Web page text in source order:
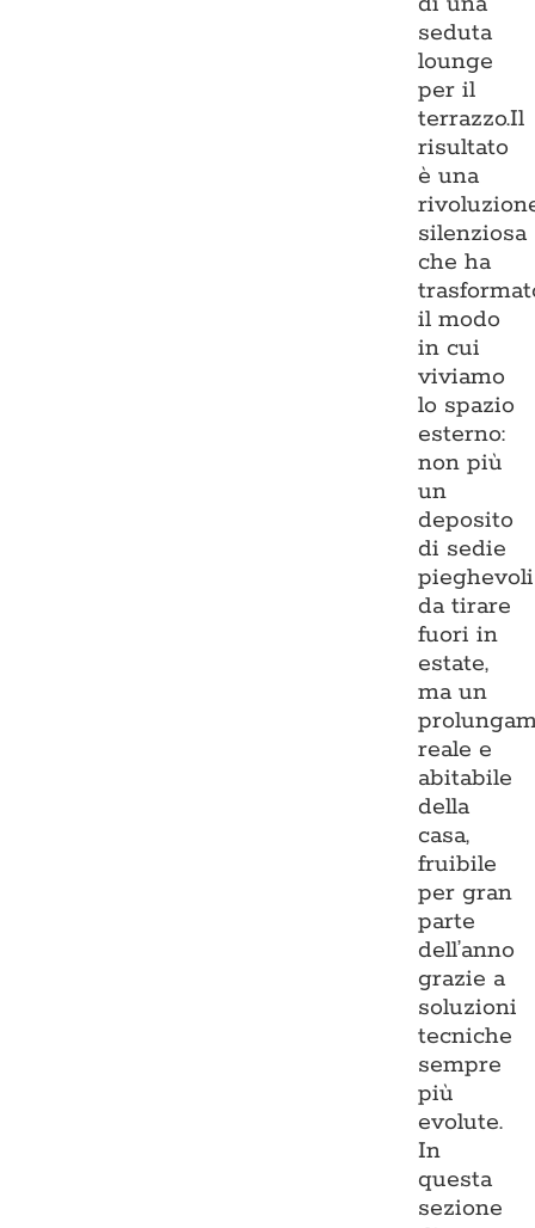
seduta
lounge
per il
terrazzo.Il
risultato
è una
silenziosa
che ha
il modo
in cui
viviamo
lo spazio
esterno:
non più
un
deposito
di sedie
pieghevoli
da tirare
fuori in
estate,
ma un
reale e
abitabile
della
casa,
fruibile
per gran
parte
dell’anno
grazie a
soluzioni
tecniche
sempre
più
evolute.
In
questa
sezione